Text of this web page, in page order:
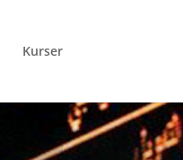
Kurser